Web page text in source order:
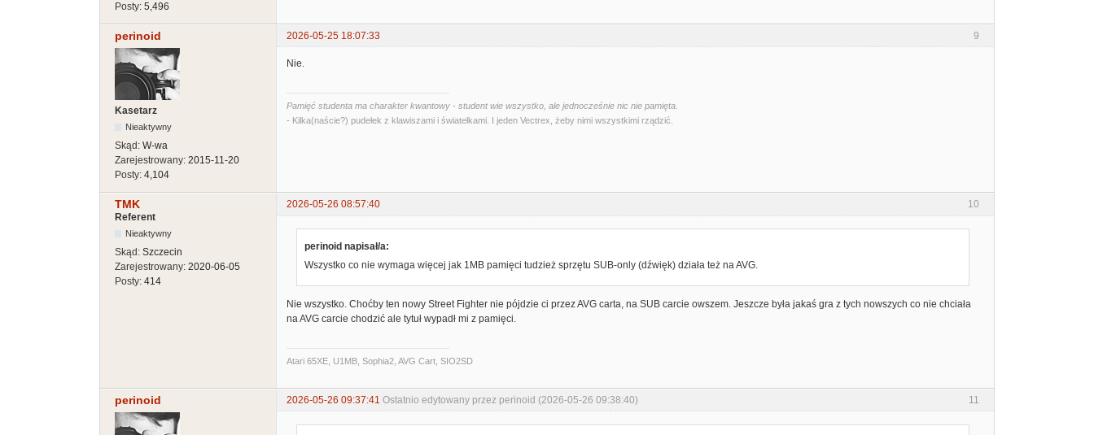
Posty: 5,496
9
perinoid 2026-05-25 18:07:33
Kasetarz
Nieaktywny
Skąd: W-wa
Zarejestrowany: 2015-11-20
Posty: 4,104
Nie.
Pamięć studenta ma charakter kwantowy - student wie wszystko, ale jednocześnie nic nie pamięta.
- Kilka(naście?) pudełek z klawiszami i światełkami. I jeden Vectrex, żeby nimi wszystkimi rządzić.
10
TMK
2026-05-26 08:57:40
Referent
Nieaktywny
Skąd: Szczecin
Zarejestrowany: 2020-06-05
Posty: 414
perinoid napisał/a:
Wszystko co nie wymaga więcej jak 1MB pamięci tudzież sprzętu SUB-only (dźwięk) działa też na AVG.
Nie wszystko. Choćby ten nowy Street Fighter nie pójdzie ci przez AVG carta, na SUB carcie owszem. Jeszcze była jakaś gra z tych nowszych co nie chciała
na AVG carcie chodzić ale tytuł wypadł mi z pamięci.
Atari 65XE, U1MB, Sophia2, AVG Cart, SIO2SD
11
perinoid 2026-05-26 09:37:41 Ostatnio edytowany przez perinoid (2026-05-26 09:38:40)